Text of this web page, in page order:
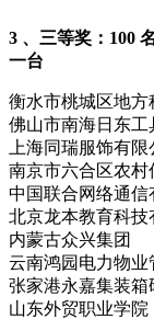
3 、三等奖：100
一台
衡水市桃城区地方
佛山市南海日东工
上海同瑞服饰有限
南京市六合区农村
中国联合网络通信
北京龙本教育科技
内蒙古众兴集团
云南鸿园电力物业
张家港永嘉集装
山东外贸职业学院